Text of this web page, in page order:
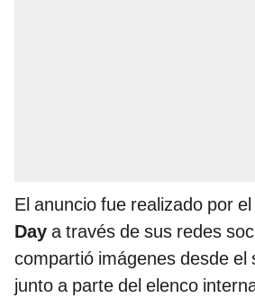
El anuncio fue realizado por
Day a través de sus redes
compartió imágenes desde el
junto a parte del elenco